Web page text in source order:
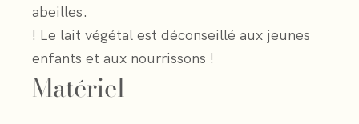
abeilles.
! Le lait végétal est déconseillé aux jeunes
enfants et aux nourrissons !
Matériel